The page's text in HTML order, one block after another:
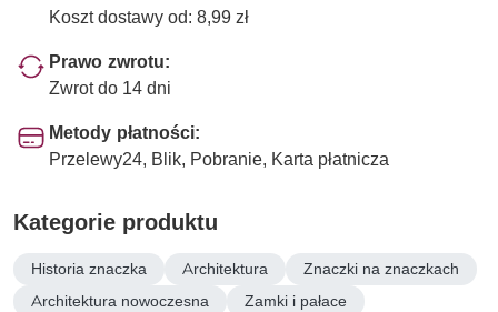
Koszt dostawy od: 8,99 zł
Prawo zwrotu:
Zwrot do 14 dni
Metody płatności:
Przelewy24, Blik, Pobranie, Karta płatnicza
Kategorie produktu
Historia znaczka Architektura
Znaczki na znaczkach
Architektura nowoczesna
Zamki i pałace